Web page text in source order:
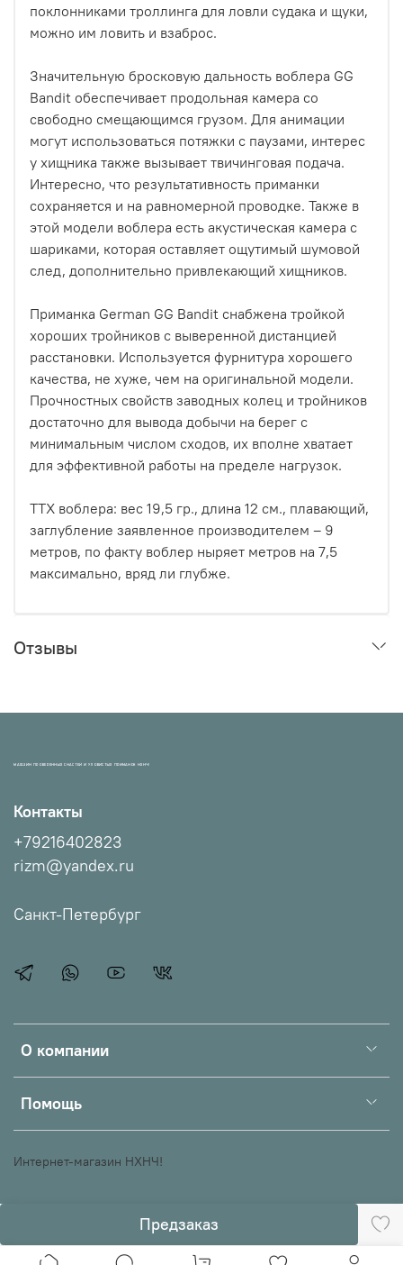
Предзаказ
поклонниками троллинга для ловли судака и щуки,
можно им ловить и взаброс.
Значительную бросковую дальность воблера GG
Bandit обеспечивает продольная камера со
свободно смещающимся грузом. Для анимации
могут использоваться потяжки с паузами, интерес
у хищника также вызывает твичинговая подача.
Интересно, что результативность приманки
сохраняется и на равномерной проводке. Также в
этой модели воблера есть акустическая камера с
шариками, которая оставляет ощутимый шумовой
след, дополнительно привлекающий хищников.
Приманка German GG Bandit снабжена тройкой
хороших тройников с выверенной дистанцией
расстановки. Используется фурнитура хорошего
качества, не хуже, чем на оригинальной модели.
Прочностных свойств заводных колец и тройников
достаточно для вывода добычи на берег с
минимальным числом сходов, их вполне хватает
для эффективной работы на пределе нагрузок.
ТТХ воблера: вес 19,5 гр., длина 12 см., плавающий,
заглубление заявленное производителем – 9
метров, по факту воблер ныряет метров на 7,5
максимально, вряд ли глубже.
Отзывы
МАГАЗИН ПРОВЕРЕННЫХ СНАСТЕЙ И УЛОВИСТЫХ ПРИМАНОК НХНЧ!
О компании
Помощь
Контакты
+79216402823
rizm@yandex.ru
Санкт-Петербург
Интернет-магазин НХНЧ!